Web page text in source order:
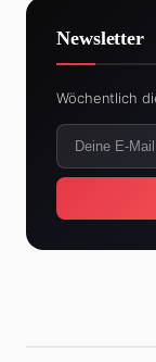
Newsletter
Wöchentlich